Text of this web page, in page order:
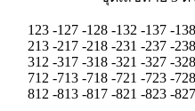
123 -127 -128 -132 -137 -
213 -217 -218 -231 -237 -
312 -317 -318 -321 -327 -
712 -713 -718 -721 -723 -
812 -813 -817 -821 -823 -